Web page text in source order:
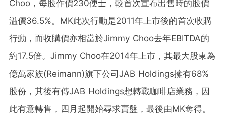
Choo，每股作價230便士，較首次宣布出售時的股價
溢價36.5%。MK此次行動是2011年上市後的首次收購
行動，而收購價亦相當於Jimmy Choo去年EBITDA的
約17.5倍。Jimmy Choo在2014年上市，其最大股東為
億萬家族(Reimann)旗下公司JAB Holdings擁有68%
股份，其後有傳JAB Holdings想轉戰咖啡店業務，因
此有意轉售，四月起開始尋求賣盤，最後由MK奪得。